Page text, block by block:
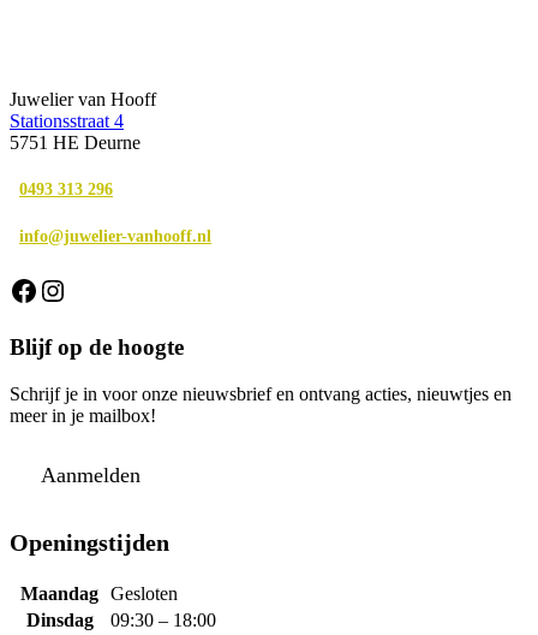
Juwelier van Hooff
Stationsstraat 4
5751 HE Deurne
0493 313 296
info@juwelier-vanhooff.nl
Facebook
Instagram
Blijf op de hoogte
Schrijf je in voor onze nieuwsbrief en ontvang acties, nieuwtjes en
meer in je mailbox!
Aanmelden
Openingstijden
Maandag Gesloten
Dinsdag
09:30 – 18:00